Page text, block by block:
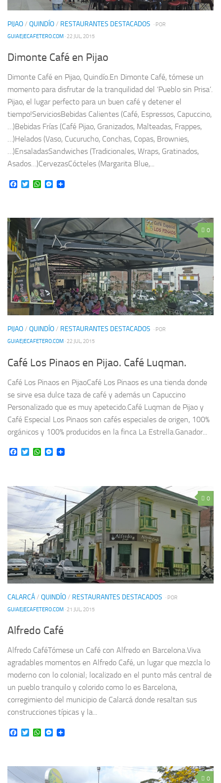
PIJAO/ QUINDÍO/ RESTAURANTES DESTACADOS · POR
GUIAEJECAFETERO.COM · 22 JUL, 2015
Dimonte Café en Pijao
Dimonte Café en Pijao, Quindío.En Dimonte Café, tómese un
momento para disfrutar de la tranquilidad del ‘Pueblo sin Prisa’.
Pijao, el lugar perfecto para un buen café y detener el
tiempo!ServiciosBebidas Calientes (Café, Espressos, Capuccino,
…)Bebidas Frías (Café Pijao, Granizados, Malteadas, Frappes,
…)Helados (Vaso, Cucurucho, Conchas, Copas, Brownies,
…)EnsaladasSandwiches (Tradicionales, Wraps, Gratinados,
Asados…)CervezasCócteles (Margarita Blue,...
Facebook
TwitterWhatsApp
Messenger
0
PIJAO/ QUINDÍO/ RESTAURANTES DESTACADOS · POR
GUIAEJECAFETERO.COM · 22 JUL, 2015
Café Los Pinaos en Pijao. Café Luqman.
Café Los Pinaos en PijaoCafé Los Pinaos es una tienda donde
se sirve esa dulce taza de café y además un Capuccino
Personalizado que es muy apetecido.Café Luqman de Pijao y
Café Especial Los Pinaos son cafés especiales de origen, 100%
orgánicos y 100% producidos en la finca La Estrella.Ganador...
Facebook
TwitterWhatsApp
Messenger
0
CALARCÁ/ QUINDÍO/ RESTAURANTES DESTACADOS · POR
GUIAEJECAFETERO.COM · 21 JUL, 2015
Alfredo Café
Alfredo CaféTómese un Café con Alfredo en Barcelona.Viva
agradables momentos en Alfredo Café, un lugar que mezcla lo
moderno con lo colonial; localizado en el punto más central de
un pueblo tranquilo y colorido como lo es Barcelona,
corregimiento del municipio de Calarcá donde resaltan sus
construcciones típicas y la...
Facebook
TwitterWhatsApp
Messenger
0